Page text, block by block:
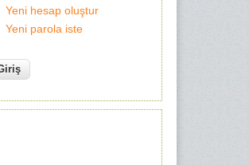
Yeni hesap oluştur
Yeni parola iste